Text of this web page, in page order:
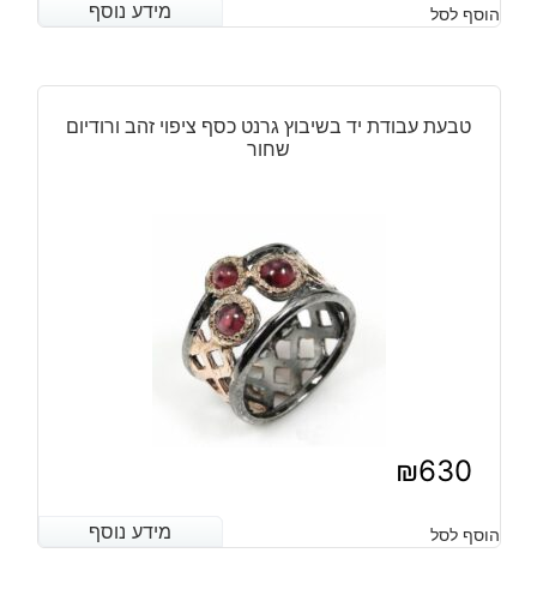
מידע נוסף הוסף לסל מידע נוסף
טבעת עבודת יד בשיבוץ גרנט כסף ציפוי זהב ורודיום
שחור
₪630
מידע נוסף הוסף לסל מידע נוסף